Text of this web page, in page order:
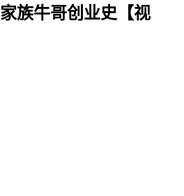
族牛哥创业史【视